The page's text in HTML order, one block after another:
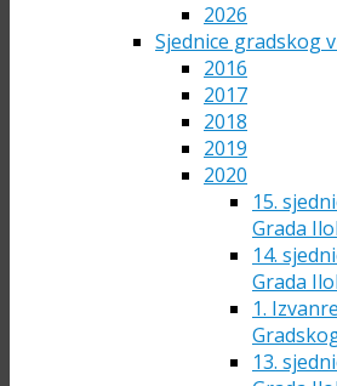
2026
Sjednice gradskog
2016
2017
2018
2019
2020
15.
Grada
14.
Grada
1.
13.